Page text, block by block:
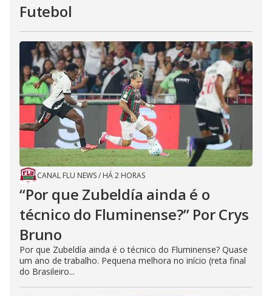
Futebol
CANAL FLU NEWS/ HÁ 2 HORAS
“Por que Zubeldía ainda é o
técnico do Fluminense?” Por Crys
Bruno
Por que Zubeldía ainda é o técnico do Fluminense? Quase
um ano de trabalho. Pequena melhora no início (reta final
do Brasileiro...